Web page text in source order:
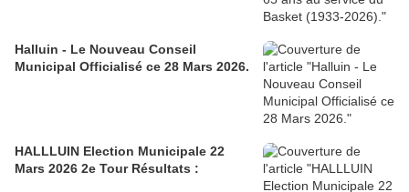
Halluin - Le Nouveau Conseil
Municipal Officialisé ce 28 Mars 2026.
HALLLUIN Election Municipale 22
Mars 2026 2e Tour Résultats :